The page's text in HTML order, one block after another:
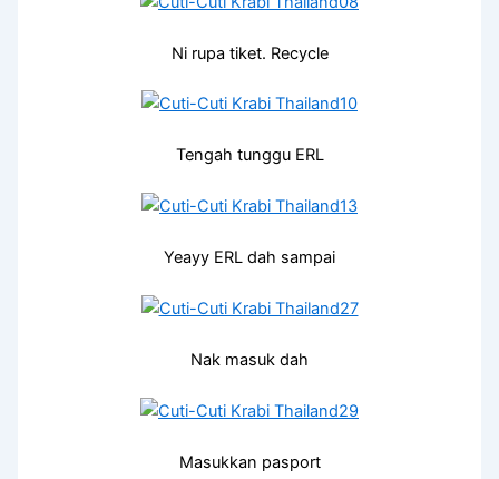
Ni rupa tiket. Recycle
Tengah tunggu ERL
Yeayy ERL dah sampai
Nak masuk dah
Masukkan pasport